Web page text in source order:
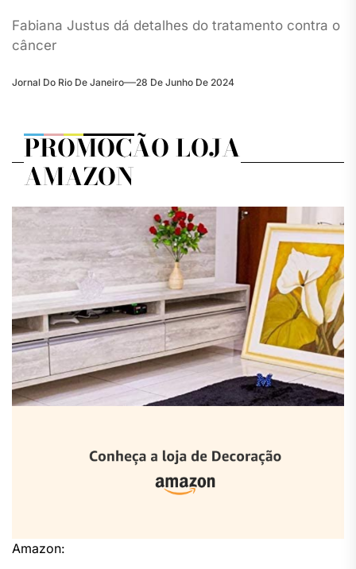
Fabiana Justus dá detalhes do tratamento contra o
câncer
Jornal Do Rio De Janeiro 28 De Junho De 2024
PROMOÇÃO LOJA
AMAZON
Amazon: